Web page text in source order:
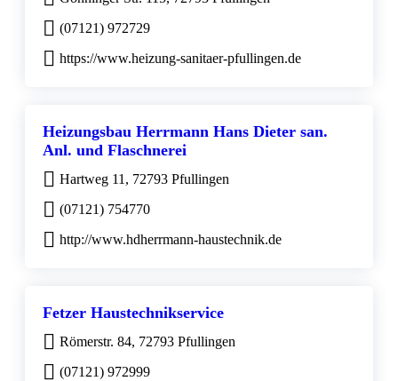
(07121) 972729
https://www.heizung-sanitaer-pfullingen.de
Heizungsbau Herrmann Hans Dieter san.
Anl. und Flaschnerei
Hartweg 11, 72793 Pfullingen
(07121) 754770
http://www.hdherrmann-haustechnik.de
Fetzer Haustechnikservice
Römerstr. 84, 72793 Pfullingen
(07121) 972999